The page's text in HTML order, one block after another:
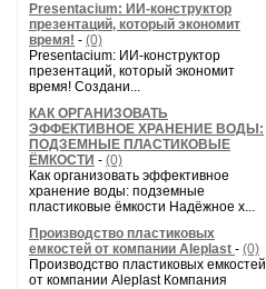
Presentacium: ИИ‑конструктор
презентаций, который экономит
время! - (0)
Presentacium: ИИ‑конструктор
презентаций, который экономит
время! Создани...
КАК ОРГАНИЗОВАТЬ
ЭФФЕКТИВНОЕ ХРАНЕНИЕ ВОДЫ:
ПОДЗЕМНЫЕ ПЛАСТИКОВЫЕ
ЁМКОСТИ - (0)
Как организовать эффективное
хранение воды: подземные
пластиковые ёмкости Надёжное х...
Производство пластиковых
емкостей от компании Aleplast - (0)
Производство пластиковых емкостей
от компании Aleplast Компания